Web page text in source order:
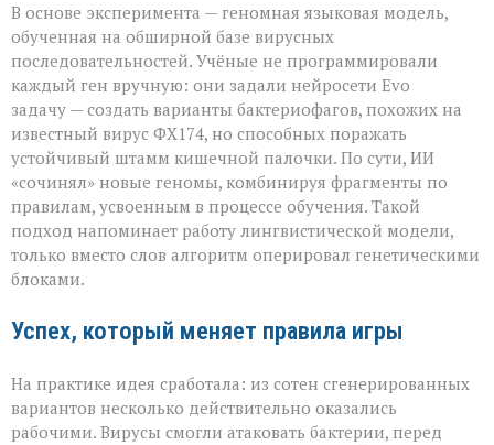
В основе эксперимента — геномная языковая модель,
обученная на обширной базе вирусных
последовательностей. Учёные не программировали
каждый ген вручную: они задали нейросети Evo
задачу — создать варианты бактериофагов, похожих на
известный вирус ФХ174, но способных поражать
устойчивый штамм кишечной палочки. По сути, ИИ
«сочинял» новые геномы, комбинируя фрагменты по
правилам, усвоенным в процессе обучения. Такой
подход напоминает работу лингвистической модели,
только вместо слов алгоритм оперировал генетическими
блоками.
Успех, который меняет правила игры
На практике идея сработала: из сотен сгенерированных
вариантов несколько действительно оказались
рабочими. Вирусы смогли атаковать бактерии, перед